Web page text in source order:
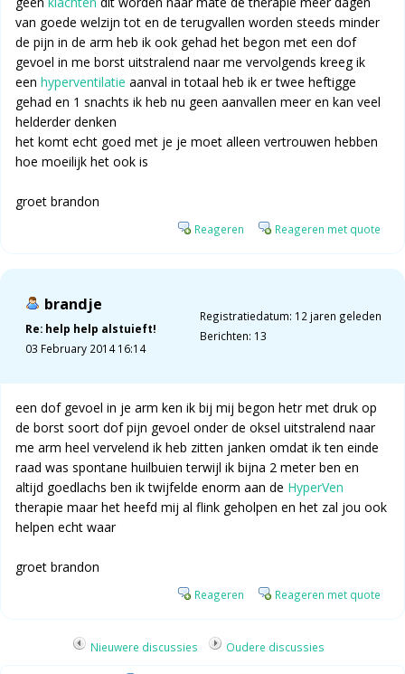
van goede welzijn tot en de terugvallen worden steeds minder
de pijn in de arm heb ik ook gehad het begon met een dof
gevoel in me borst uitstralend naar me vervolgends kreeg ik
een hyperventilatie aanval in totaal heb ik er twee heftigge
gehad en 1 snachts ik heb nu geen aanvallen meer en kan veel
helderder denken
het komt echt goed met je je moet alleen vertrouwen hebben
hoe moeilijk het ook is
groet brandon
Reageren Reageren met quote
brandje
Re: help help alstuieft!
03 February 2014 16:14
Registratiedatum: 12 jaren geleden
Berichten: 13
een dof gevoel in je arm ken ik bij mij begon hetr met druk op
de borst soort dof pijn gevoel onder de oksel uitstralend naar
me arm heel vervelend ik heb zitten janken omdat ik ten einde
raad was spontane huilbuien terwijl ik bijna 2 meter ben en
altijd goedlachs ben ik twijfelde enorm aan de HyperVen
therapie maar het heefd mij al flink geholpen en het zal jou ook
helpen echt waar
groet brandon
Reageren Reageren met quote
Nieuwere discussies Oudere discussies